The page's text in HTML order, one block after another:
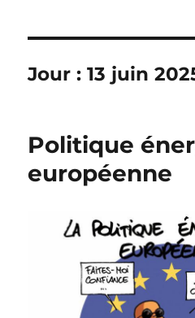
Jour :13 juin
Politique
européenne